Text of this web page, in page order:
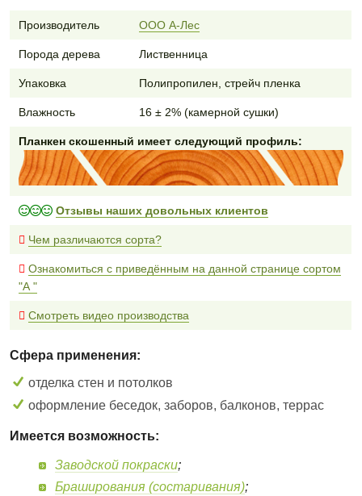
Производитель ООО А-Лес
Порода дерева Лиственница
Упаковка Полипропилен, стрейч пленка
Влажность 16 ± 2% (камерной сушки)
Планкен скошенный имеет следующий профиль:
Отзывы наших довольных клиентов
Чем различаются сорта?
Ознакомиться с приведённым на данной странице сортом
"А "
Смотреть видео производства
Сфера применения:
отделка стен и потолков
оформление беседок, заборов, балконов, террас
Имеется возможность:
Заводской покраски;
Браширования (состаривания);